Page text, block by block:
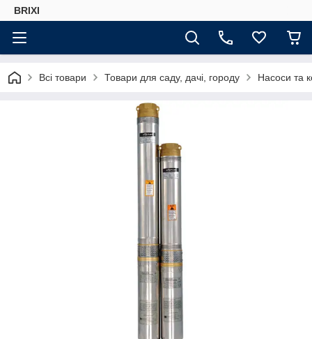
BRIXI
Всі товари Товари для саду, дачі, городу Насоси та